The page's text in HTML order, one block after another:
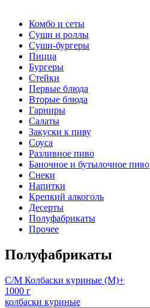
Комбо и сеты
Суши и роллы
Суши-бургеры
Пицца
Бургеры
Стейки
Первые блюда
Вторые блюда
Гарниры
Салаты
Закуски к пиву
Соуса
Разливное пиво
Баночное и бутылочное пиво
Снеки
Напитки
Крепкий алкоголь
Десерты
Полуфабрикаты
Прочее
Полуфабрикаты
С/М Колбаски куриные (М)+
1000 г
колбаски куриные